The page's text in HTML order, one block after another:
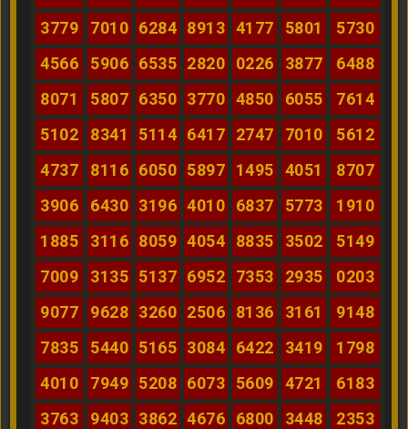
3779
7010 6284 8913 4177 5801
5730
4566
5906 6535 2820 0226 3877
6488
8071
5807 6350 3770 4850 6055
7614
5102
8341 5114 6417 2747 7010
5612
4737
8116 6050 5897 1495 4051
8707
3906
6430 3196 4010 6837 5773
1910
1885
3116 8059 4054 8835 3502
5149
7009
3135 5137 6952 7353 2935
0203
9077
9628 3260 2506 8136 3161
9148
7835
5440 5165 3084 6422 3419
1798
4010
7949 5208 6073 5609 4721
6183
3763
9403 3862 4676 6800 3448
2353